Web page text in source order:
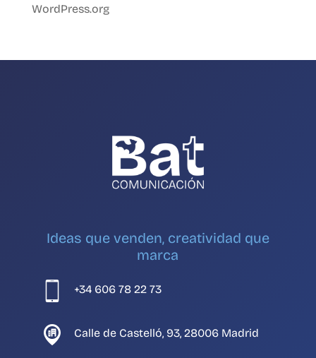
WordPress.org
Ideas que venden, creatividad que
marca
+34 606 78 22 73
Calle de Castelló, 93, 28006 Madrid